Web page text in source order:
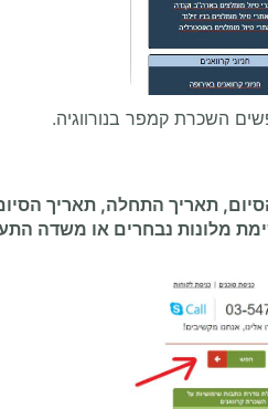
השכרת קמפר בנורווגיה.
תאריך התחלה, תאריך
מלונות נבחרים או משדה